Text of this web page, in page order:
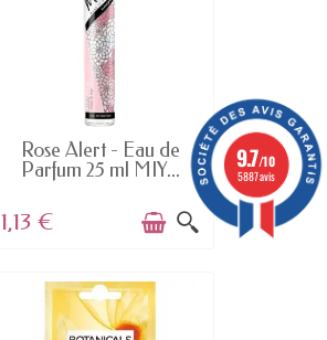
AVAILABLE
Rose Alert - Eau de
Parfum 25 ml MIY...
1,13 €
9.7/10
5887 avis